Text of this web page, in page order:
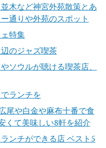
木など神宮外苑散策とあ
通りや外苑のスポット
特集
のジャズ喫茶
ソウルが聴ける喫茶店、
ランチを
尾や白金や麻布十番で食
くて美味しい8軒を紹介
ンチができる店 ベスト5